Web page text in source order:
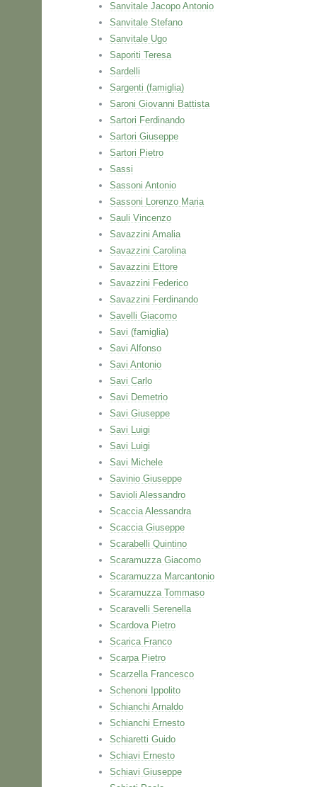
Sanvitale Jacopo Antonio
Sanvitale Stefano
Sanvitale Ugo
Saporiti Teresa
Sardelli
Sargenti (famiglia)
Saroni Giovanni Battista
Sartori Ferdinando
Sartori Giuseppe
Sartori Pietro
Sassi
Sassoni Antonio
Sassoni Lorenzo Maria
Sauli Vincenzo
Savazzini Amalia
Savazzini Carolina
Savazzini Ettore
Savazzini Federico
Savazzini Ferdinando
Savelli Giacomo
Savi (famiglia)
Savi Alfonso
Savi Antonio
Savi Carlo
Savi Demetrio
Savi Giuseppe
Savi Luigi
Savi Luigi
Savi Michele
Savinio Giuseppe
Savioli Alessandro
Scaccia Alessandra
Scaccia Giuseppe
Scarabelli Quintino
Scaramuzza Giacomo
Scaramuzza Marcantonio
Scaramuzza Tommaso
Scaravelli Serenella
Scardova Pietro
Scarica Franco
Scarpa Pietro
Scarzella Francesco
Schenoni Ippolito
Schianchi Arnaldo
Schianchi Ernesto
Schiaretti Guido
Schiavi Ernesto
Schiavi Giuseppe